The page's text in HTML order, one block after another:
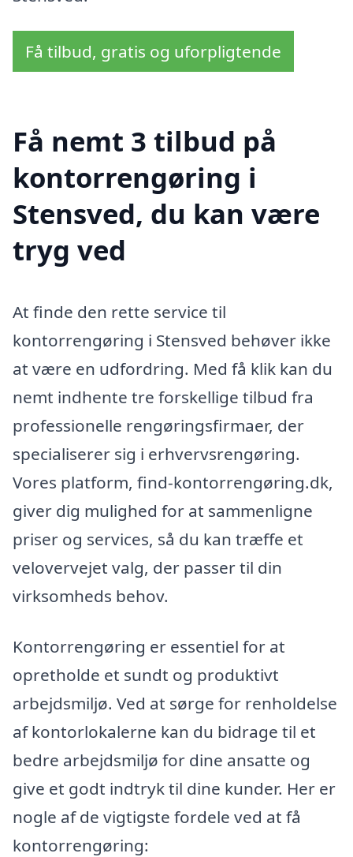
Få tilbud, gratis og uforpligtende
Få nemt 3 tilbud på
kontorrengøring i
Stensved, du kan være
tryg ved
At finde den rette service til
kontorrengøring i Stensved behøver ikke
at være en udfordring. Med få klik kan du
nemt indhente tre forskellige tilbud fra
professionelle rengøringsfirmaer, der
specialiserer sig i erhvervsrengøring.
Vores platform, find-kontorrengøring.dk,
giver dig mulighed for at sammenligne
priser og services, så du kan træffe et
velovervejet valg, der passer til din
virksomheds behov.
Kontorrengøring er essentiel for at
opretholde et sundt og produktivt
arbejdsmiljø. Ved at sørge for renholdelse
af kontorlokalerne kan du bidrage til et
bedre arbejdsmiljø for dine ansatte og
give et godt indtryk til dine kunder. Her er
nogle af de vigtigste fordele ved at få
kontorrengøring: